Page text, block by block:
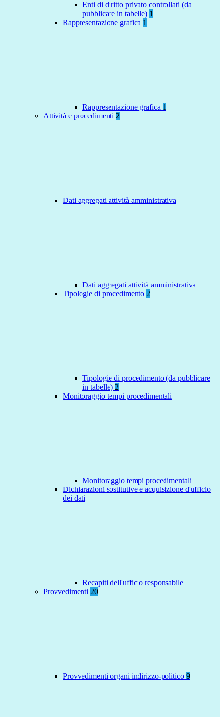
Enti di diritto privato controllati (da
pubblicare in tabelle) 1
Rappresentazione grafica 1
Rappresentazione grafica 1
Attività e procedimenti 2
Dati aggregati attività amministrativa
Dati aggregati attività amministrativa
Tipologie di procedimento 2
Tipologie di procedimento (da pubblicare
in tabelle) 2
Monitoraggio tempi procedimentali
Monitoraggio tempi procedimentali
Dichiarazioni sostitutive e acquisizione d'ufficio
dei dati
Recapiti dell'ufficio responsabile
Provvedimenti 20
Provvedimenti organi indirizzo-politico 9